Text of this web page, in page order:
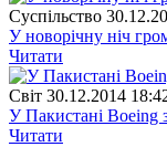
Суспiльство
У новорічну ніч
Читати
Свiт 30.12.2014
У Пакистані Boeing
Читати